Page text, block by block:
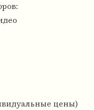
цены)